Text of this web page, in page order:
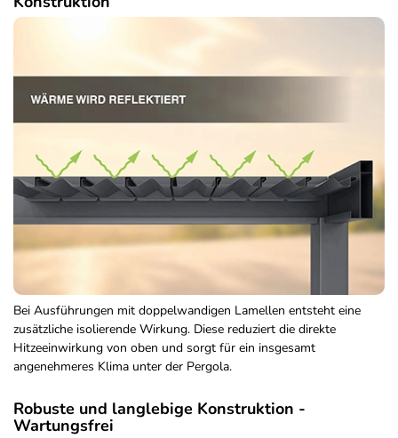
Bei Ausführungen mit doppelwandigen Lamellen entsteht eine
zusätzliche isolierende Wirkung. Diese reduziert die direkte
Hitzeeinwirkung von oben und sorgt für ein insgesamt
angenehmeres Klima unter der Pergola.
Robuste und langlebige Konstruktion -
Wartungsfrei